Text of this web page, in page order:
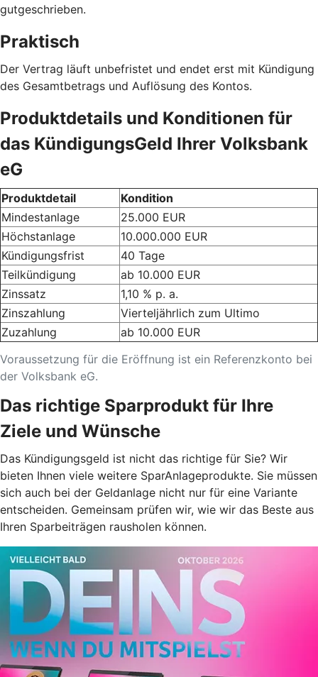
gutgeschrieben.
Praktisch
Der Vertrag läuft unbefristet und endet erst mit Kündigung
des Gesamtbetrags und Auflösung des Kontos.
Produktdetails und Konditionen für
das KündigungsGeld Ihrer Volksbank
eG
Voraussetzung für die Eröffnung ist ein Referenzkonto bei
der Volksbank eG.
Produktdetail
Kondition
Mindestanlage
25.000 EUR
Höchstanlage
10.000.000 EUR
Kündigungsfrist
40 Tage
Teilkündigung
ab 10.000 EUR
Zinssatz
1,10 % p. a.
Zinszahlung
Vierteljährlich zum Ultimo
Zuzahlung
ab 10.000 EUR
Das richtige Sparprodukt für Ihre
Ziele und Wünsche
Das Kündigungsgeld ist nicht das richtige für Sie? Wir
bieten Ihnen viele weitere SparAnlageprodukte. Sie müssen
sich auch bei der Geldanlage nicht nur für eine Variante
entscheiden. Gemeinsam prüfen wir, wie wir das Beste aus
Ihren Sparbeiträgen rausholen können.